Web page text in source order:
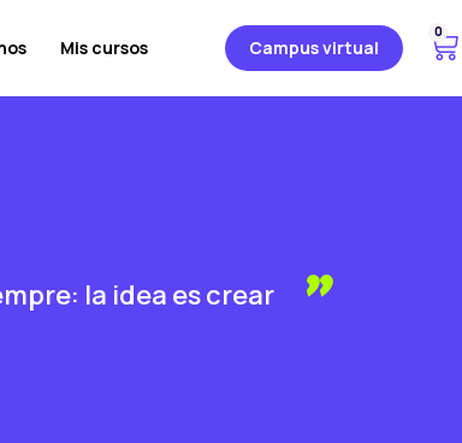
Mis cursos Campus virtual
0
C
a
r
la idea es crear